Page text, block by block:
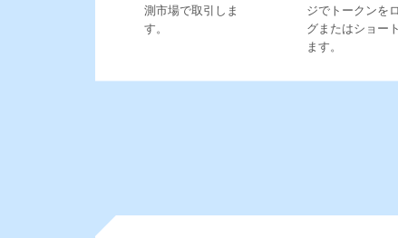
測市場で取引しま
す。
ジでトークンを
グまたはショー
ます。